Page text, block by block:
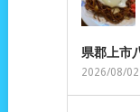
県郡上市
2026/08/02